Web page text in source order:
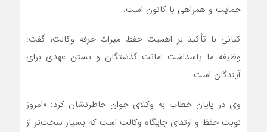
حمایت و همراهی با کانون است.
کیانی با تأکید بر اهمیت حفظ میراث حرفه وکالت، گفت:
وظیفه ما پاسداشت امانت گذشتگان و بستن عهدی برای
آیندگان است.
وی در پایان خطاب به وکلای جوان خاطرنشان کرد: «امروز
نوبت حفظ و ارتقای جایگاه وکالت است که بسیار سخت‌تر از